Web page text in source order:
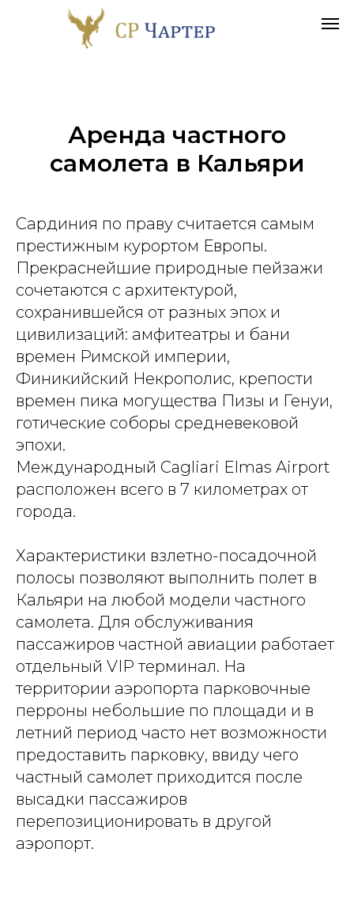
Аренда частного
самолета в Кальяри
Сардиния по праву считается самым
престижным курортом Европы.
Прекраснейшие природные пейзажи
сочетаются с архитектурой,
сохранившейся от разных эпох и
цивилизаций: амфитеатры и бани
времен Римской империи,
Финикийский Некрополис, крепости
времен пика могущества Пизы и Генуи,
готические соборы средневековой
эпохи.
Международный Cagliari Elmas Airport
расположен всего в 7 километрах от
города.
Характеристики взлетно-посадочной
полосы позволяют выполнить полет в
Кальяри на любой модели частного
самолета. Для обслуживания
пассажиров частной авиации работает
отдельный VIP терминал. На
территории аэропорта парковочные
перроны небольшие по площади и в
летний период часто нет возможности
предоставить парковку, ввиду чего
частный самолет приходится после
высадки пассажиров
перепозиционировать в другой
аэропорт.